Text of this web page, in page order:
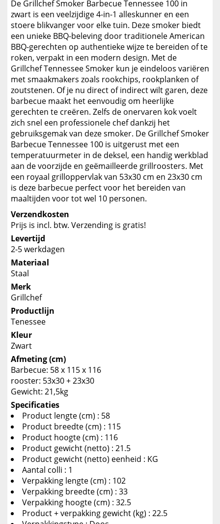
De Grillchef Smoker Barbecue Tennessee 100 in
zwart is een veelzijdige 4-in-1 alleskunner en een
stoere blikvanger voor elke tuin. Deze smoker biedt
een unieke BBQ-beleving door traditionele American
BBQ-gerechten op authentieke wijze te bereiden of te
roken, verpakt in een modern design. Met de
Grillchef Tennessee Smoker kun je eindeloos variëren
met smaakmakers zoals rookchips, rookplanken of
zoutstenen. Of je nu direct of indirect wilt garen, deze
barbecue maakt het eenvoudig om heerlijke
gerechten te creëren. Zelfs de onervaren kok voelt
zich snel een professionele chef dankzij het
gebruiksgemak van deze smoker. De Grillchef Smoker
Barbecue Tennessee 100 is uitgerust met een
temperatuurmeter in de deksel, een handig werkblad
aan de voorzijde en geëmailleerde grillroosters. Met
een royaal grilloppervlak van 53x30 cm en 23x30 cm
is deze barbecue perfect voor het bereiden van
maaltijden voor tot wel 10 personen.
Verzendkosten
Prijs is incl. btw. Verzending is gratis!
Levertijd
2-5 werkdagen
Materiaal
Staal
Merk
Grillchef
Productlijn
Tenessee
Kleur
Zwart
Afmeting (cm)
Barbecue: 58 x 115 x 116
rooster: 53x30 + 23x30
Gewicht: 21,5kg
Specificaties
Product lengte (cm) : 58
Product breedte (cm) : 115
Product hoogte (cm) : 116
Product gewicht (netto) : 21.5
Product gewicht (netto) eenheid : KG
Aantal colli : 1
Verpakking lengte (cm) : 102
Verpakking breedte (cm) : 33
Verpakking hoogte (cm) : 32.5
Product + verpakking gewicht (kg) : 22.5